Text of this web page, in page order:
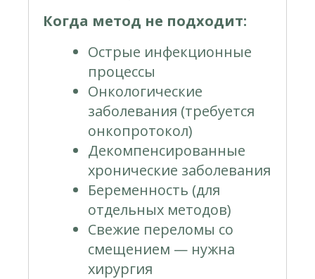
Когда метод не подходит:
Острые инфекционные
процессы
Онкологические
заболевания (требуется
онкопротокол)
Декомпенсированные
хронические заболевания
Беременность (для
отдельных методов)
Свежие переломы со
смещением — нужна
хирургия